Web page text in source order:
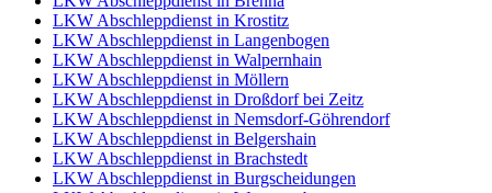
LKW Abschleppdienst in Krostitz
LKW Abschleppdienst in Langenbogen
LKW Abschleppdienst in Walpernhain
LKW Abschleppdienst in Möllern
LKW Abschleppdienst in Droßdorf bei Zeitz
LKW Abschleppdienst in Nemsdorf-Göhrendorf
LKW Abschleppdienst in Belgershain
LKW Abschleppdienst in Brachstedt
LKW Abschleppdienst in Burgscheidungen